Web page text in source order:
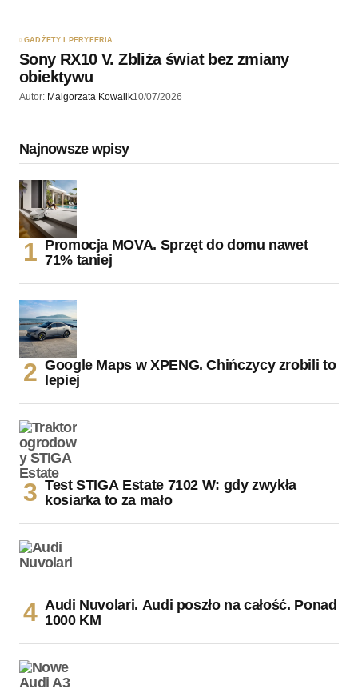
GADŻETY I PERYFERIA
Sony RX10 V. Zbliża świat bez zmiany
obiektywu
Autor: Malgorzata Kowalik10/07/2026
Najnowsze wpisy
Promocja MOVA. Sprzęt do domu nawet
71% taniej
Google Maps w XPENG. Chińczycy zrobili to
lepiej
Test STIGA Estate 7102 W: gdy zwykła
kosiarka to za mało
Audi Nuvolari. Audi poszło na całość. Ponad
1000 KM